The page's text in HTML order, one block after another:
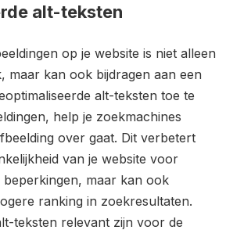
alt-teksten
op je website is niet alleen
maar kan ook bijdragen aan een
alt-teksten toe te
help je zoekmachines
over gaat. Dit verbetert
van je website voor
beperkingen, maar kan ook
ranking in zoekresultaten.
teksten relevant zijn voor de